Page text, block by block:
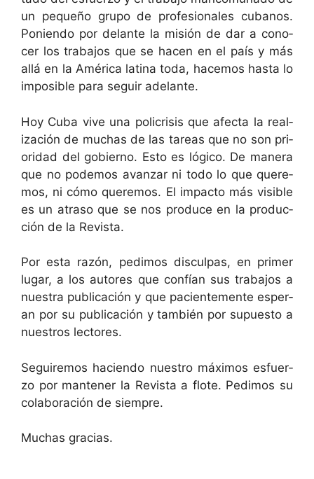
un pequeño grupo de pro­fe­sion­ales cubanos.
Ponien­do por delante la mis­ión de dar a cono­
cer los tra­ba­jos que se hacen en el país y más
allá en la Améri­ca lati­na toda, hace­mos has­ta lo
imposi­ble para seguir adelante.
Hoy Cuba vive una poli­cri­sis que afec­ta la real­
ización de muchas de las tar­eas que no son pri­
or­i­dad del gob­ier­no. Esto es lógi­co. De man­era
que no podemos avan­zar ni todo lo que quer­e­
mos, ni cómo quer­e­mos. El impacto más vis­i­ble
es un atra­so que se nos pro­duce en la pro­duc­
ción de la Revista.
Por esta razón, ped­i­mos dis­cul­pas, en primer
lugar, a los autores que con­fían sus tra­ba­jos a
nues­tra pub­li­cación y que pacien­te­mente esper­
an por su pub­li­cación y tam­bién por supuesto a
nue­stros lectores.
Seguire­mos hacien­do nue­stro máx­i­mos esfuer­
zo por man­ten­er la Revista a flote. Ped­i­mos su
colab­o­ración de siempre.
Muchas gra­cias.